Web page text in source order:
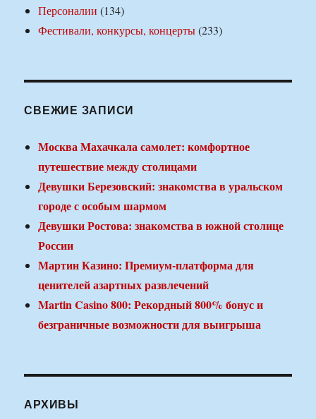
Персоналии (134)
Фестивали, конкурсы, концерты(233)
СВЕЖИЕ ЗАПИСИ
Москва Махачкала самолет: комфортное
путешествие между столицами
Девушки Березовский: знакомства в уральском
городе с особым шармом
Девушки Ростова: знакомства в южной столице
России
Мартин Казино: Премиум-платформа для
ценителей азартных развлечений
Martin Casino 800: Рекордный 800% бонус и
безграничные возможности для выигрыша
АРХИВЫ